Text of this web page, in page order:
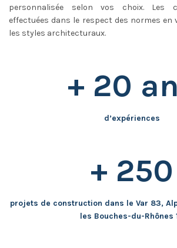
personnalisée selon vos choix. Les
effectuées dans le respect des normes en
les styles architecturaux.
+ 20
d’expériences
+ 250
projets de construction dans le Var 83,
les Bouches-du-Rhônes